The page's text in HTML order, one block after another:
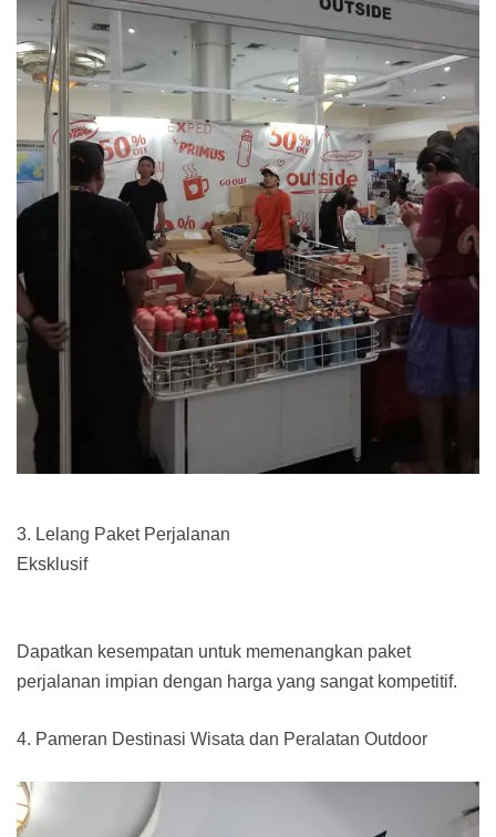
3. Lelang Paket Perjalanan
Eksklusif
Dapatkan kesempatan untuk memenangkan paket
perjalanan impian dengan harga yang sangat kompetitif.
4. Pameran Destinasi Wisata dan Peralatan Outdoor